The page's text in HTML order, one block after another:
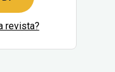
revista?